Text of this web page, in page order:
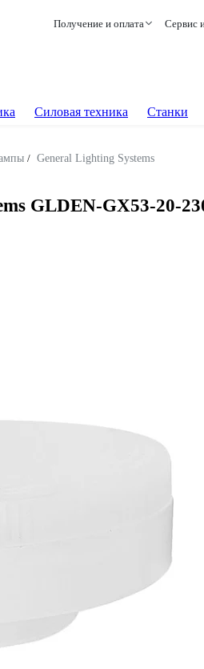
Получение и оплата Сервис
Силовая техника Станки
/ General Lighting Systems
GLDEN-GX53-20-